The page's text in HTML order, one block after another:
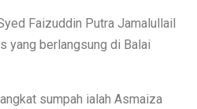
Faizuddin Putra Jamalullail
yang berlangsung di Balai
sumpah ialah Asmaiza